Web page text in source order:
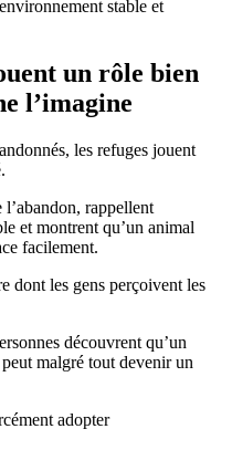
stable et
un rôle bien
l’imagine
les refuges jouent
rappellent
et montrent qu’un animal
facilement.
dont les gens perçoivent les
découvrent qu’un
malgré tout devenir un
adopter